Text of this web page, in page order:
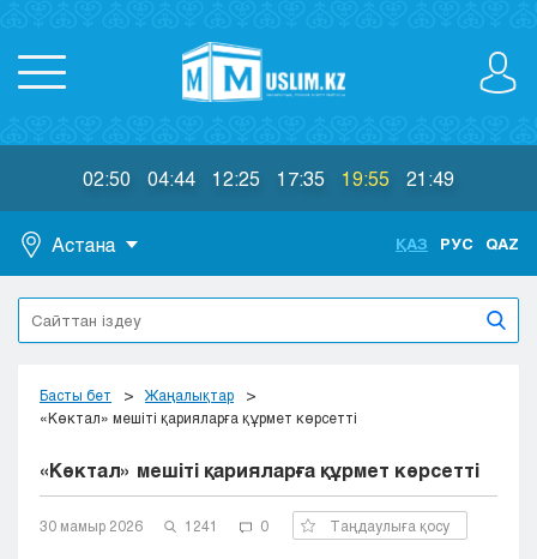
02:50 04:44 12:25 17:35 19:55 21:49
Астана
Астана
Алматы
Актобе
Атырау
Караганда
Кокшетау
Костанай
ҚАЗ РУС QAZ
Басты бет
Жаңалықтар
«Көктал» мешіті қарияларға құрмет көрсетті
«Көктал» мешіті қарияларға құрмет көрсетті
30 мамыр 2026 1241 0 Таңдаулыға қосу